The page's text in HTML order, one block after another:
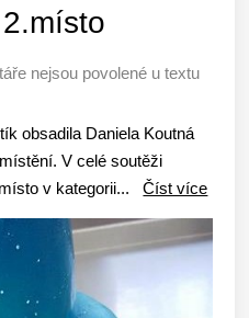
nejsou povolené u textu
obsadila Daniela Koutná
V celé soutěži
místo v kategorii...Číst více